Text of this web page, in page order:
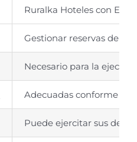
Ruralka Hoteles con
Gestionar reservas de
Necesario para la
Adecuadas conforme a
Puede ejercitar sus